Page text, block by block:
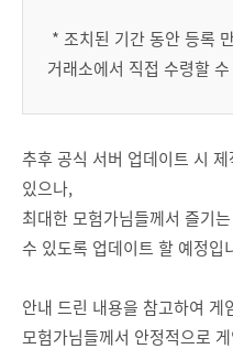
* 조치된 기간 동안 등록
거래소에서 직접 수령할
추후 공식 서버 업데이트 시
있으나,
최대한 모험가님들께서 즐기
수 있도록 업데이트 할 예정입
안내 드린 내용을 참고하여 게
모험가님들께서 안정적으로